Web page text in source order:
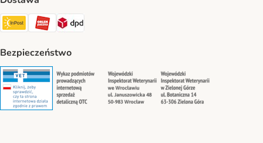
Paczkomat® Shipping Method
ORLEN Paczka Shipping Method
DPD Shipping Method
Bezpieczeństwo
Security Security Security